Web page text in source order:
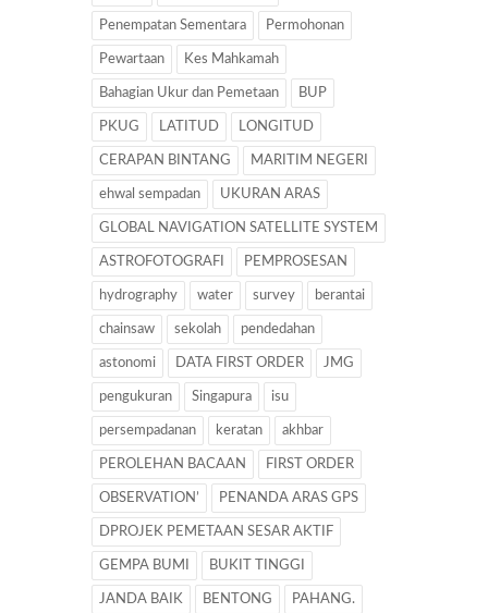
Penempatan Sementara Permohonan
Pewartaan Kes Mahkamah
Bahagian Ukur dan Pemetaan BUP
PKUG LATITUD LONGITUD
CERAPAN BINTANG MARITIM NEGERI
ehwal sempadan UKURAN ARAS
GLOBAL NAVIGATION SATELLITE SYSTEM
ASTROFOTOGRAFI PEMPROSESAN
hydrography water survey berantai
chainsaw sekolah pendedahan
astonomi DATA FIRST ORDER JMG
pengukuran Singapura isu
persempadanan keratan akhbar
PEROLEHAN BACAAN FIRST ORDER
OBSERVATION’ PENANDA ARAS GPS
DPROJEK PEMETAAN SESAR AKTIF
GEMPA BUMI BUKIT TINGGI
JANDA BAIK BENTONG PAHANG.